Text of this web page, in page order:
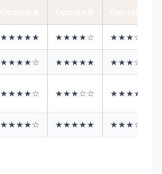
★★★★★ ★★★★☆ ★★★☆☆
★★★★☆ ★★★★★ ★★★☆☆
★★★★☆ ★★★☆☆ ★★★★★
★★★★☆ ★★★★★ ★★★☆☆